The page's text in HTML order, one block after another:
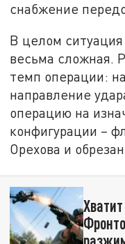
снабжение
В целом
весьма сложная.
темп операции:
направление
операцию на
конфигурации –
Орехова и